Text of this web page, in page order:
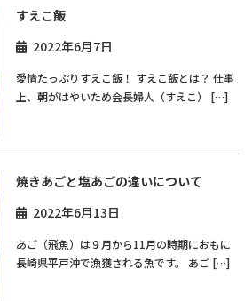
すえこ飯
2022年6月7日
愛情たっぷりすえこ飯！ すえこ飯とは？ 仕事
上、朝がはやいため会長婦人（すえこ） […]
焼きあごと塩あごの違いについて
2022年6月13日
あご（飛魚）は９月から11月の時期におもに
長崎県平戸沖で漁獲される魚です。 あご […]